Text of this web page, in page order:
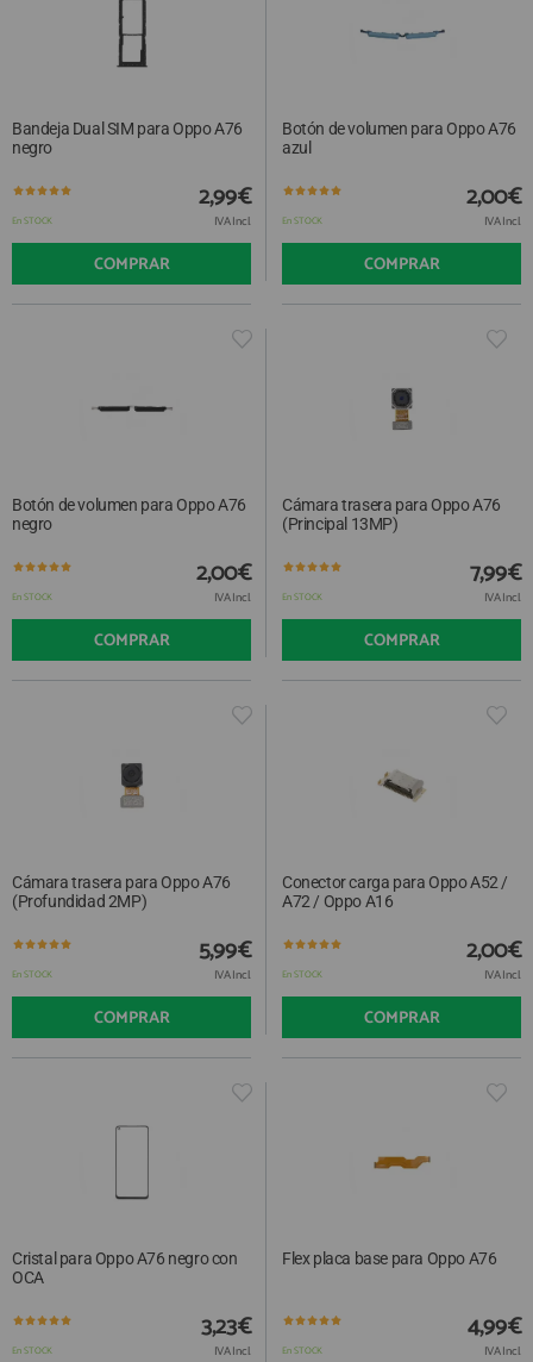
Bandeja Dual SIM para Oppo A76
negro
En STOCK
2,99€
IVA Incl.
COMPRAR
Botón de volumen para Oppo A76
azul
En STOCK
2,00€
IVA Incl.
COMPRAR
Botón de volumen para Oppo A76
negro
En STOCK
2,00€
IVA Incl.
COMPRAR
Cámara trasera para Oppo A76
(Principal 13MP)
En STOCK
7,99€
IVA Incl.
COMPRAR
Cámara trasera para Oppo A76
(Profundidad 2MP)
En STOCK
5,99€
IVA Incl.
COMPRAR
Conector carga para Oppo A52 /
A72 / Oppo A16
En STOCK
2,00€
IVA Incl.
COMPRAR
Cristal para Oppo A76 negro con
OCA
En STOCK
3,23€
IVA Incl.
Flex placa base para Oppo A76
En STOCK
4,99€
IVA Incl.